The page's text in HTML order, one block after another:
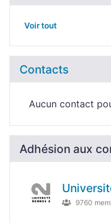
Voir tout
Contacts
Aucun contact
Adhésion aux
9760